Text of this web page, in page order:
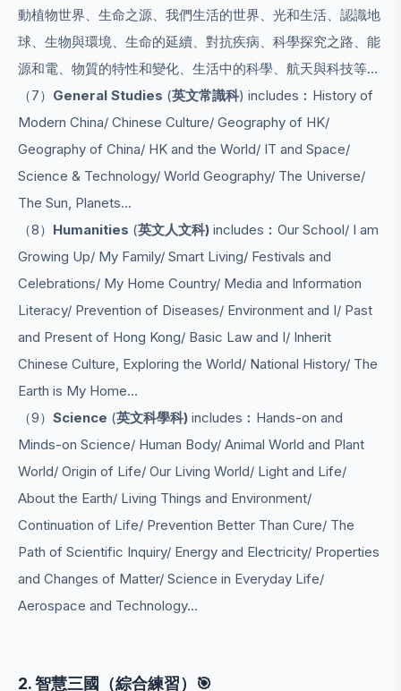
動植物世界、生命之源、我們生活的世界、光和生活、認識地
球、生物與環境、生命的延續、對抗疾病、科學探究之路、能
源和電、物質的特性和變化、生活中的科學、航天與科技等…
（7） General Studies (英文常識科) includes︰History of
Modern China/ Chinese Culture/ Geography of HK/
Geography of China/ HK and the World/ IT and Space/
Science & Technology/ World Geography/ The Universe/
The Sun, Planets...
（8） Humanities (英文人文科) includes︰Our School/ I am
Growing Up/ My Family/ Smart Living/ Festivals and
Celebrations/ My Home Country/ Media and Information
Literacy/ Prevention of Diseases/ Environment and I/ Past
and Present of Hong Kong/ Basic Law and I/ Inherit
Chinese Culture, Exploring the World/ National History/ The
Earth is My Home...
（9） Science (英文科學科) includes︰Hands-on and
Minds-on Science/ Human Body/ Animal World and Plant
World/ Origin of Life/ Our Living World/ Light and Life/
About the Earth/ Living Things and Environment/
Continuation of Life/ Prevention Better Than Cure/ The
Path of Scientific Inquiry/ Energy and Electricity/ Properties
and Changes of Matter/ Science in Everyday Life/
Aerospace and Technology...
2. 智慧三國（綜合練習）🎯